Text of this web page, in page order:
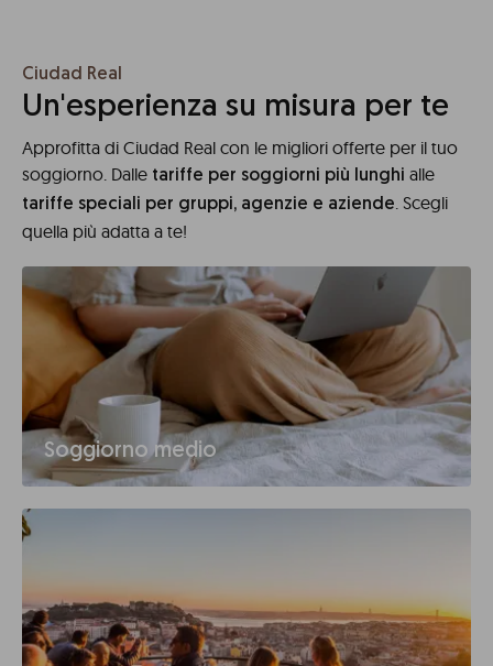
Ciudad Real
Un'esperienza su misura per te
Approfitta di Ciudad Real con le migliori offerte per il tuo
soggiorno. Dalle tariffe per soggiorni più lunghi alle
tariffe speciali per gruppi, agenzie e aziende. Scegli
quella più adatta a te!
Soggiorno medio